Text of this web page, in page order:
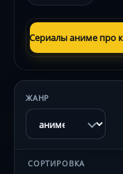
Сериалы аниме про
ЖАНР
СОРТИРОВКА